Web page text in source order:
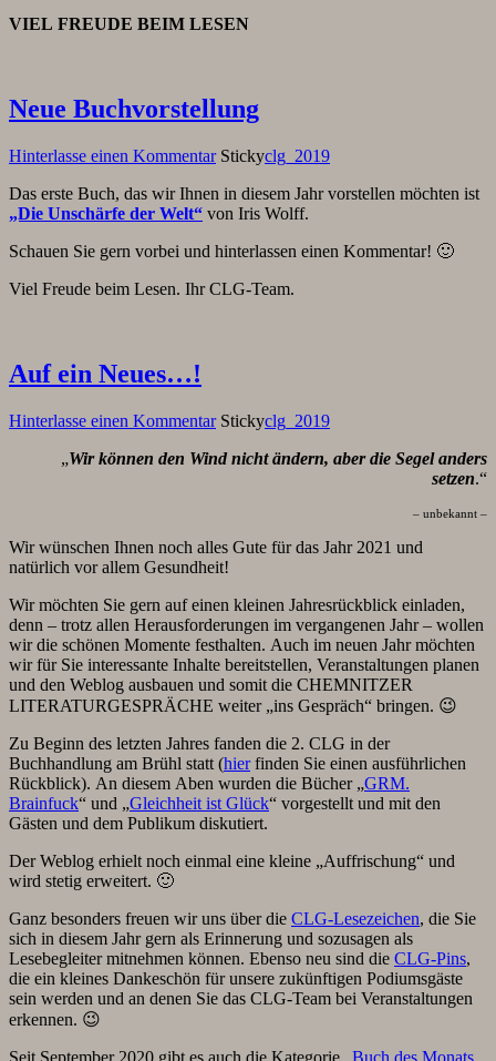
VIEL FREUDE BEIM LESEN
Neue Buchvorstellung
Hinterlasse einen Kommentar Stickyclg_2019
Das erste Buch, das wir Ihnen in diesem Jahr vorstellen möchten ist
„Die Unschärfe der Welt“ von Iris Wolff.
Schauen Sie gern vorbei und hinterlassen einen Kommentar! 🙂
Viel Freude beim Lesen. Ihr CLG-Team.
Auf ein Neues…!
Hinterlasse einen Kommentar Stickyclg_2019
„Wir können den Wind nicht ändern, aber die Segel anders
setzen.“
– unbekannt –
Wir wünschen Ihnen noch alles Gute für das Jahr 2021 und
natürlich vor allem Gesundheit!
Wir möchten Sie gern auf einen kleinen Jahresrückblick einladen,
denn – trotz allen Herausforderungen im vergangenen Jahr – wollen
wir die schönen Momente festhalten. Auch im neuen Jahr möchten
wir für Sie interessante Inhalte bereitstellen, Veranstaltungen planen
und den Weblog ausbauen und somit die CHEMNITZER
LITERATURGESPRÄCHE weiter „ins Gespräch“ bringen. 😉
Zu Beginn des letzten Jahres fanden die 2. CLG in der
Buchhandlung am Brühl statt (hierfinden Sie einen ausführlichen
Rückblick). An diesem Aben wurden die Bücher „GRM.
Brainfuck“ und „Gleichheit ist Glück“ vorgestellt und mit den
Gästen und dem Publikum diskutiert.
Der Weblog erhielt noch einmal eine kleine „Auffrischung“ und
wird stetig erweitert. 🙂
Ganz besonders freuen wir uns über die CLG-Lesezeichen, die Sie
sich in diesem Jahr gern als Erinnerung und sozusagen als
Lesebegleiter mitnehmen können. Ebenso neu sind die CLG-Pins,
die ein kleines Dankeschön für unsere zukünftigen Podiumsgäste
sein werden und an denen Sie das CLG-Team bei Veranstaltungen
erkennen. 😉
Seit September 2020 gibt es auch die Kategorie „ Buch des Monats